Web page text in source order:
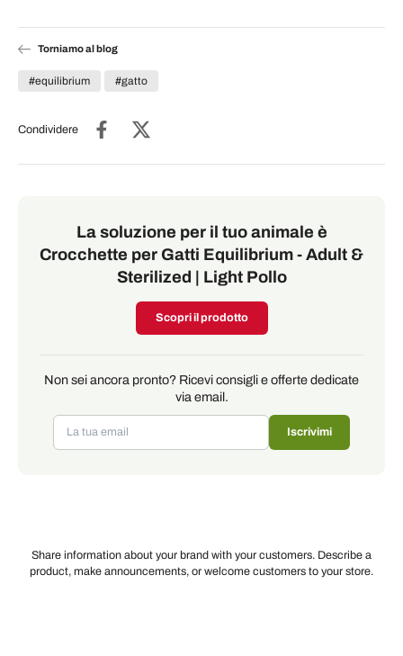
Torniamo al blog
#equilibrium #gatto
Condividere
La soluzione per il tuo animale è
Crocchette per Gatti Equilibrium - Adult &
Sterilized | Light Pollo
Scopri il prodotto
Non sei ancora pronto? Ricevi consigli e offerte dedicate
via email.
Iscrivimi
Share information about your brand with your customers. Describe a
product, make announcements, or welcome customers to your store.